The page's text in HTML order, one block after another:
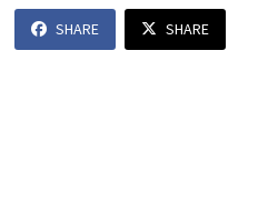
SHARE SHARE